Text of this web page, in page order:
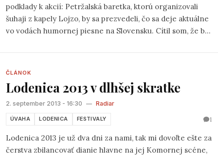
podklady k akcií: Petržalská baretka, ktorú organizovali
šuhaji z kapely Lojzo, by sa prezvedeli, čo sa deje aktuálne
vo vodách humornej piesne na Slovensku. Cítil som, že by
napadlo mi, že tam prípadne priamo prídem, a ak budem
ČLÁNOK
Lodenica 2013 v dlhšej skratke
2. september 2013 - 16:30 — Radiar
ÚVAHA LODENICA FESTIVALY 1
Lodenica 2013 je už dva dni za nami, tak mi dovoľte ešte za
čerstva zbilancovať dianie hlavne na jej Komornej scéne,